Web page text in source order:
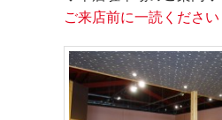
ご来店前に一読ください